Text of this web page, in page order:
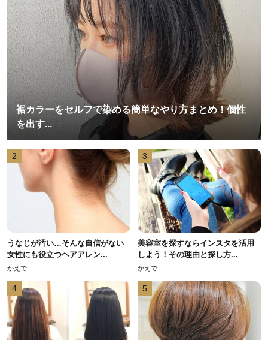
裾カラーをセルフで染める簡単なやり方まとめ！個性
を出す...
2
うなじが汚い…そんな自信がない
女性にも役立つヘアアレン...
かえで
3
美容室を探すならインスタを活用
しよう！その理由と探し方...
かえで
4 5